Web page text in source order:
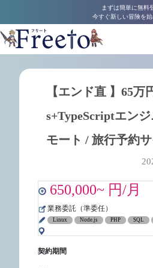
まずは簡単に無料
今すぐ新しい冒険を始
【エンド直 】65万
s+TypeScriptエン
モート / 旅行予約サ
650,000~ 円/月
業務委託（準委任）
Linux Node.js PHP SQL
契約期間